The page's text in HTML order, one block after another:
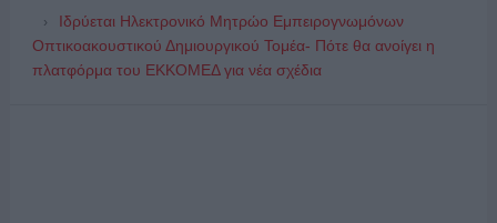
Ιδρύεται Ηλεκτρονικό Μητρώο Εμπειρογνωμόνων
Οπτικοακουστικού Δημιουργικού Τομέα- Πότε θα ανοίγει η
πλατφόρμα του ΕΚΚΟΜΕΔ για νέα σχέδια